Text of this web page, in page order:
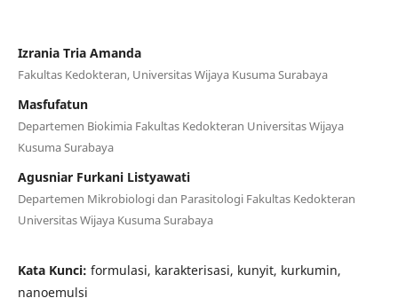
Izrania Tria Amanda
Fakultas Kedokteran, Universitas Wijaya Kusuma Surabaya
Masfufatun
Departemen Biokimia Fakultas Kedokteran Universitas Wijaya
Kusuma Surabaya
Agusniar Furkani Listyawati
Departemen Mikrobiologi dan Parasitologi Fakultas Kedokteran
Universitas Wijaya Kusuma Surabaya
Kata Kunci: formulasi, karakterisasi, kunyit, kurkumin,
nanoemulsi